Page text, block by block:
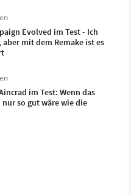
Evolved im Test - Ich
aber mit dem Remake ist es
im Test: Wenn das
nur so gut wäre wie die